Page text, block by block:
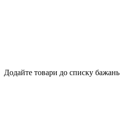
Додайте товари до списку бажань